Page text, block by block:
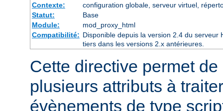
Contexte:
configuration globale, serveur virtuel,
Statut:
Base
Module:
mod_proxy_html
Compatibilité: Disponible depuis la version 2.4 du serveur
tiers dans les versions 2.x antérieures.
Cette directive permet
plusieurs attributs à
évènements de type